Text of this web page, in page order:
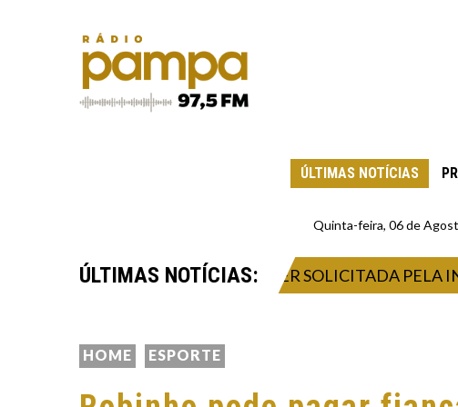
ÚLTIMAS NOTÍCIAS
Quinta-feira, 06 de
ÚLTIMAS NOTÍCIAS:
DEFINITIVA PODE SER SOLICITADA PELA
HOME ESPORTE